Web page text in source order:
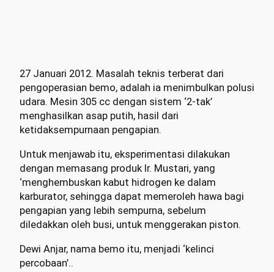
27 Januari 2012. Masalah teknis terberat dari
pengoperasian bemo, adalah ia menimbulkan polusi
udara. Mesin 305 cc dengan sistem ‘2-tak’
menghasilkan asap putih, hasil dari
ketidaksempurnaan pengapian.
Untuk menjawab itu, eksperimentasi dilakukan
dengan memasang produk Ir. Mustari, yang
‘menghembuskan kabut hidrogen ke dalam
karburator, sehingga dapat memeroleh hawa bagi
pengapian yang lebih sempurna, sebelum
diledakkan oleh busi, untuk menggerakan piston.
Dewi Anjar, nama bemo itu, menjadi ‘kelinci
percobaan’..